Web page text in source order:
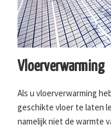
Vloerverwarming
Als u vloerverwarming
geschikte vloer te laten
namelijk niet de warmte